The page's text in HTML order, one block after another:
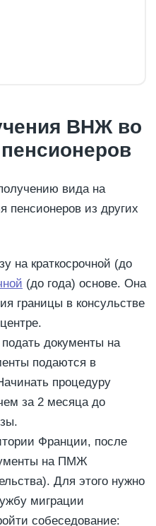
ВНЖ во
вида на
пенсионеров из других
на краткосрочной (до
(до года) основе. Она
границы в консульстве
документы на
подаются в
процедуру
за 2 месяца до
Франции, после
на ПМЖ
Для этого нужно
миграции
собеседование: